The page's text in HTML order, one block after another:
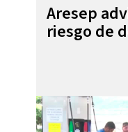
Aresep
riesgo de